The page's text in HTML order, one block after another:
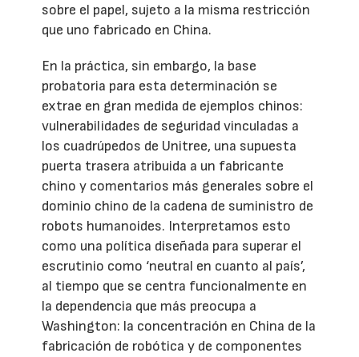
sobre el papel, sujeto a la misma restricción
que uno fabricado en China.
En la práctica, sin embargo, la base
probatoria para esta determinación se
extrae en gran medida de ejemplos chinos:
vulnerabilidades de seguridad vinculadas a
los cuadrúpedos de Unitree, una supuesta
puerta trasera atribuida a un fabricante
chino y comentarios más generales sobre el
dominio chino de la cadena de suministro de
robots humanoides. Interpretamos esto
como una política diseñada para superar el
escrutinio como ‘neutral en cuanto al país’,
al tiempo que se centra funcionalmente en
la dependencia que más preocupa a
Washington: la concentración en China de la
fabricación de robótica y de componentes